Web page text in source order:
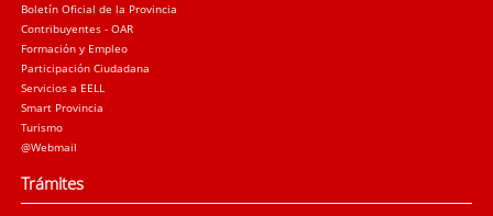
Boletín Oficial de la Provincia
Contribuyentes - OAR
Formación y Empleo
Participación Ciudadana
Servicios a EELL
Smart Provincia
Turismo
@Webmail
Trámites